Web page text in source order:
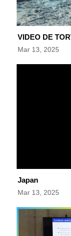
VIDEO DE
Mar 13, 2025
Japan
Mar 13, 2025